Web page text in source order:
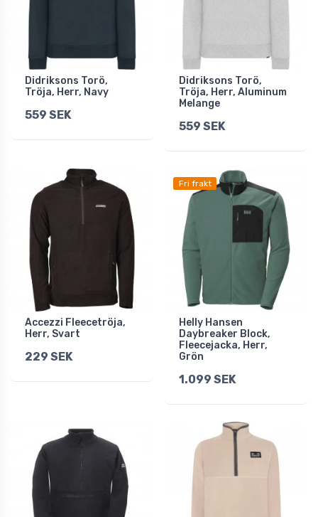
Didriksons Torö,
Tröja, Herr, Navy
559 SEK
Didriksons Torö,
Tröja, Herr, Aluminum
Melange
559 SEK
Accezzi Fleecetröja,
Herr, Svart
229 SEK
Fri frakt
Helly Hansen
Daybreaker Block,
Fleecejacka, Herr,
Grön
1.099 SEK